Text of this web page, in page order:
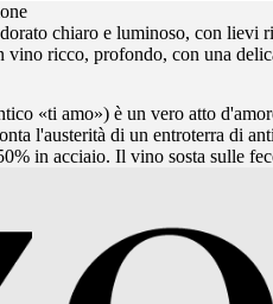
chiaro e luminoso, con lievi
vino ricco, profondo, con una
«ti amo») è un vero atto
l'austerità di un entroterra di
in acciaio. Il vino sosta sulle